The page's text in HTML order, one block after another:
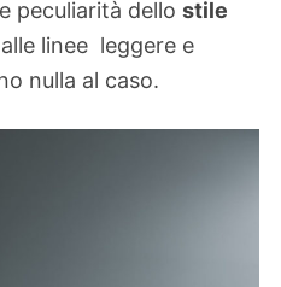
peculiarità dello stile
linee leggere e
nulla al caso.